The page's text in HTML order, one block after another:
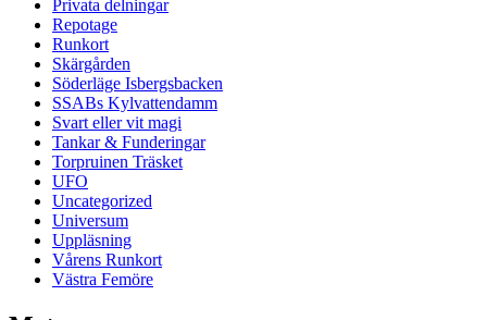
Privata delningar
Repotage
Runkort
Skärgården
Söderläge Isbergsbacken
SSABs Kylvattendamm
Svart eller vit magi
Tankar & Funderingar
Torpruinen Träsket
UFO
Uncategorized
Universum
Uppläsning
Vårens Runkort
Västra Femöre